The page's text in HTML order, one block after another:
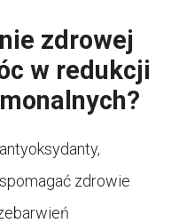
zdrowej
w redukcji
zdrowie